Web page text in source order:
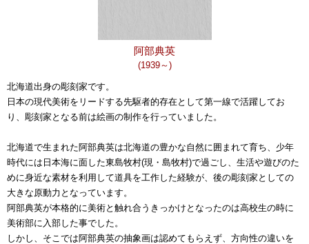
阿部典英
(1939～)
北海道出身の彫刻家です。
日本の現代美術をリードする先駆者的存在として第一線で活躍してお
り、彫刻家となる前は絵画の制作を行っていました。
北海道で生まれた阿部典英は北海道の豊かな自然に囲まれて育ち、少年
時代には日本海に面した東島牧村(現・島牧村)で過ごし、生活や遊びのた
めに身近な素材を利用して道具を工作した経験が、後の彫刻家としての
大きな原動力となっています。
阿部典英が本格的に美術と触れ合うきっかけとなったのは高校生の時に
美術部に入部した事でした。
しかし、そこでは阿部典英の抽象画は認めてもらえず、方向性の違いを